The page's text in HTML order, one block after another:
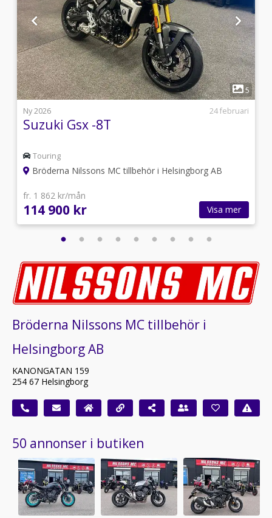
1
5
Ny 2026
24 februari
Suzuki Gsx -8T
Touring
Bröderna Nilssons MC tillbehör i Helsingborg AB
fr. 1 862 kr/mån
114 900 kr Visa mer
Bröderna Nilssons MC tillbehör i
Helsingborg AB
KANONGATAN 159
254 67 Helsingborg
50 annonser i butiken